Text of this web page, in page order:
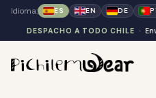
Idioma: ES EN DE
DESPACHO A TODO CHILE ·